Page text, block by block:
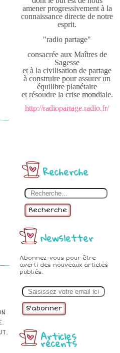
amener progressivement à la
connaissance directe de notre
esprit.
"radio partage"
consacrée aux Maîtres de
Sagesse
et à la civilisation de partage
à construire pour assurer un
équilibre planétaire
et résoudre la crise mondiale.
http://radiopartage.radio.fr/
Recherche
Recherche
Newsletter
Abonnez-vous pour être
averti des nouveaux articles
publiés.
m
Articles
récents